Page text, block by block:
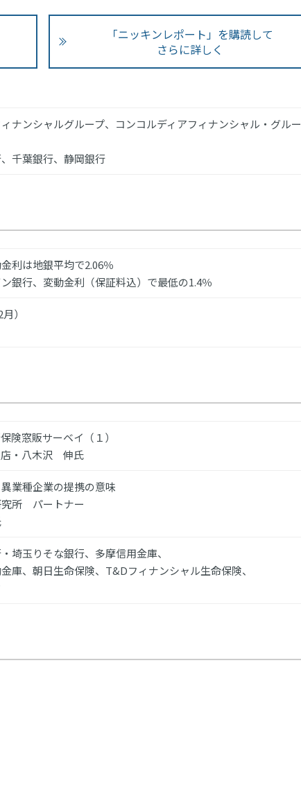
「ニッキンレポート」を購読して
さらに詳しく
ナンシャルグループ、コンコルディアフィナンシャル・グルー
千葉銀行、静岡銀行
利は地銀平均で2.06％
銀行、変動金利（保証料込）で最低の1.4％
）
険窓販サーベイ（１）
店・八木沢 伸氏
業種企業の提携の意味
究所 パートナー
埼玉りそな銀行、多摩信用金庫、
庫、朝日生命保険、T&Dフィナンシャル生命保険、